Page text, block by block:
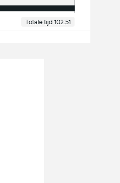
Totale tijd 102:51